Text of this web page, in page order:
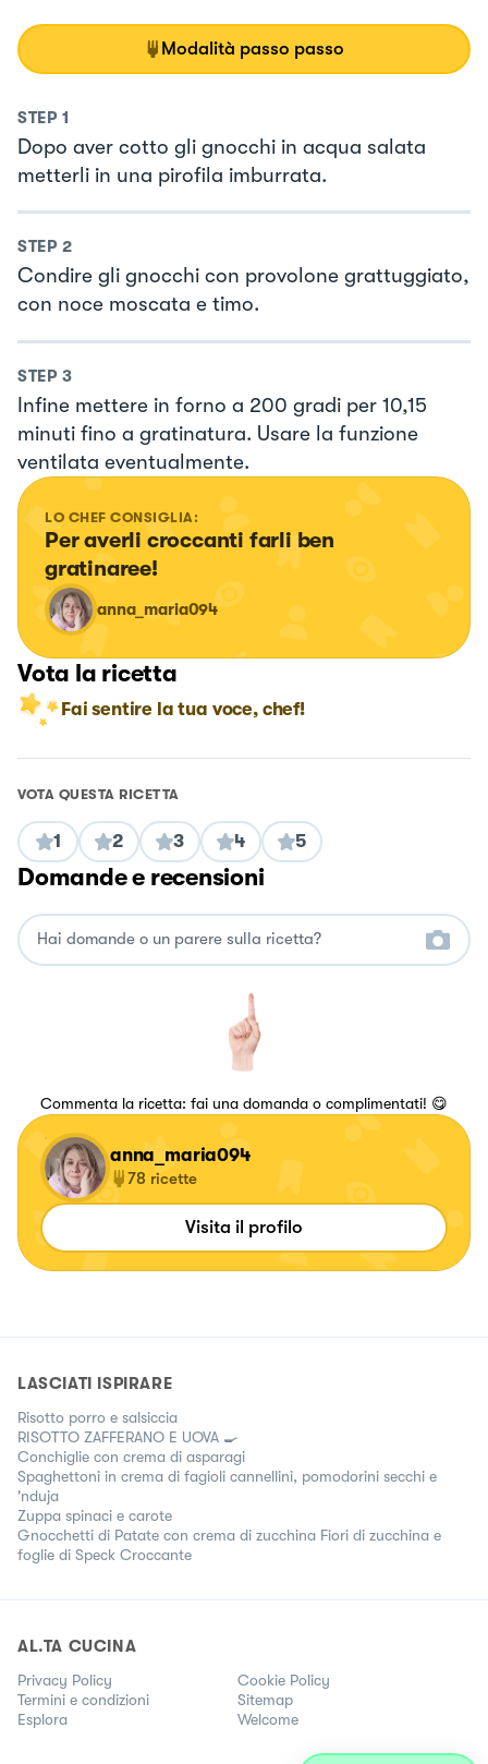
Modalità passo passo
STEP 1
Dopo aver cotto gli gnocchi in acqua salata
metterli in una pirofila imburrata.
STEP 2
Condire gli gnocchi con provolone grattuggiato,
con noce moscata e timo.
STEP 3
Infine mettere in forno a 200 gradi per 10,15
minuti fino a gratinatura. Usare la funzione
ventilata eventualmente.
LO CHEF CONSIGLIA:
Per averli croccanti farli ben
gratinaree!
anna_maria094
Vota la ricetta
Fai sentire la tua voce, chef!
VOTA QUESTA RICETTA
1 2 3 4 5
Domande e recensioni
Commenta la ricetta: fai una domanda o complimentati! 😋
anna_maria094
78 ricette
Visita il profilo
LASCIATI ISPIRARE
Risotto porro e salsiccia
RISOTTO ZAFFERANO E UOVA 🍳
Conchiglie con crema di asparagi
Spaghettoni in crema di fagioli cannellini, pomodorini secchi e
'nduja
Zuppa spinaci e carote
Gnocchetti di Patate con crema di zucchina Fiori di zucchina e
foglie di Speck Croccante
AL.TA CUCINA
Privacy Policy
Cookie Policy
Termini e condizioni
Sitemap
Esplora
Welcome